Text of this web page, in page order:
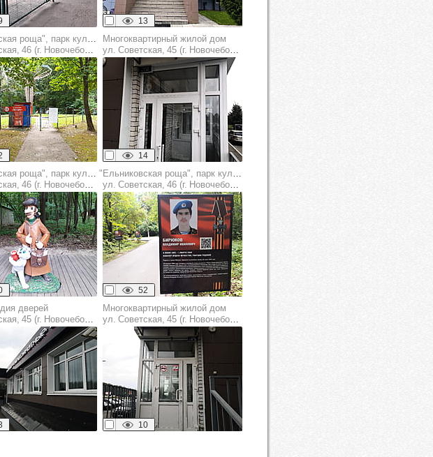
13
"Ельниковская роща", парк культуры и отдыха
46 (г. Новочебоксарск)
Многоквартирный жилой дом
ул. Советская, 45 (г. Новочебоксарск)
14
"Ельниковская роща", парк культуры и отдыха
46 (г. Новочебоксарск)
"Ельниковская роща", парк культуры и отдыха
ул. Советская, 46 (г. Новочебоксарск)
52
дверей
45 (г. Новочебоксарск)
Многоквартирный жилой дом
ул. Советская, 45 (г. Новочебоксарск)
10